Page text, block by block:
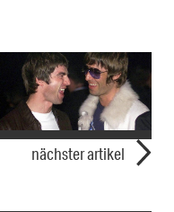
nächster artikel